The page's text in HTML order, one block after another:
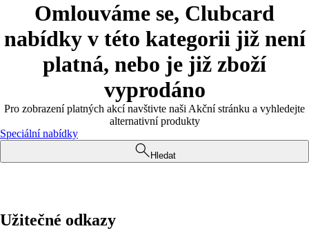
Omlouváme se, Clubcard
nabídky v této kategorii již není
platná, nebo je již zboží
vyprodáno
Pro zobrazení platných akcí navštivte naši Akční stránku a vyhledejte
alternativní produkty
Speciální nabídky
Hledat
Užitečné odkazy